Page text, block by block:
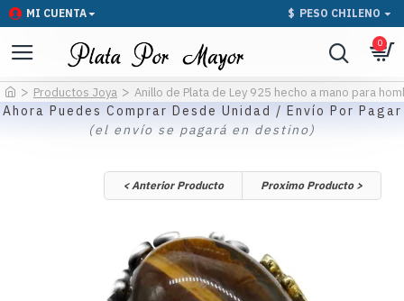
MI CUENTA $ PESO CHILENO
0
Productos Joya Anillo de Plata de Ley 925 hecho a mano para
Ahora Puedes Comprar Desde Unidad / Envío Por Pagar
(el envío se pagará en destino)
< Anterior Producto Proximo Producto >